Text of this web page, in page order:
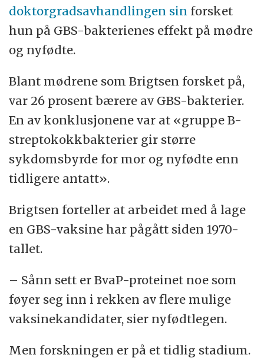
doktorgradsavhandlingen sin forsket
hun på GBS-bakterienes effekt på mødre
og nyfødte.
Blant mødrene som Brigtsen forsket på,
var 26 prosent bærere av GBS-bakterier.
En av konklusjonene var at «gruppe B-
streptokokkbakterier gir større
sykdomsbyrde for mor og nyfødte enn
tidligere antatt».
Brigtsen forteller at arbeidet med å lage
en GBS-vaksine har pågått siden 1970-
tallet.
– Sånn sett er BvaP-proteinet noe som
føyer seg inn i rekken av flere mulige
vaksinekandidater, sier nyfødtlegen.
Men forskningen er på et tidlig stadium.